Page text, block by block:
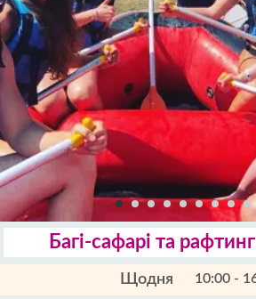
Багі-сафарі та
Щодня 10:00 -